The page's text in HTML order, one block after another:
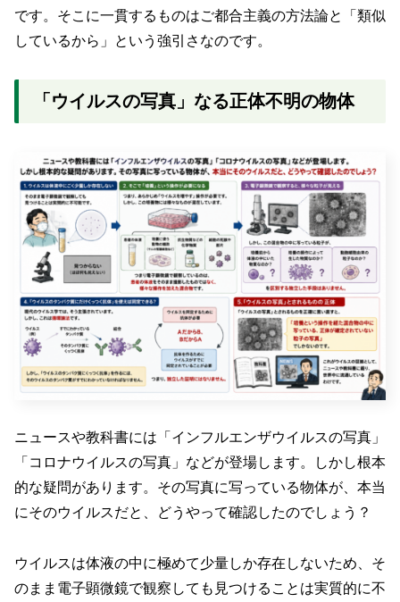
です。そこに一貫するものはご都合主義の方法論と「類似
しているから」という強引さなのです。
「ウイルスの写真」なる正体不明の物体
ニュースや教科書には「インフルエンザウイルスの写真」
「コロナウイルスの写真」などが登場します。しかし根本
的な疑問があります。その写真に写っている物体が、本当
にそのウイルスだと、どうやって確認したのでしょう？
ウイルスは体液の中に極めて少量しか存在しないため、そ
のまま電子顕微鏡で観察しても見つけることは実質的に不